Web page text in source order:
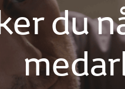
du